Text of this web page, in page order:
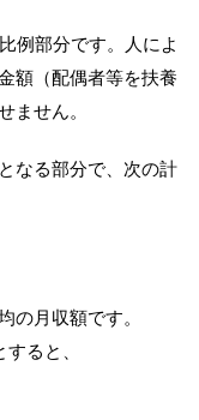
例部分です。人によ
額（配偶者等を扶養
ません。
なる部分で、次の計
の月収額です。
ると、